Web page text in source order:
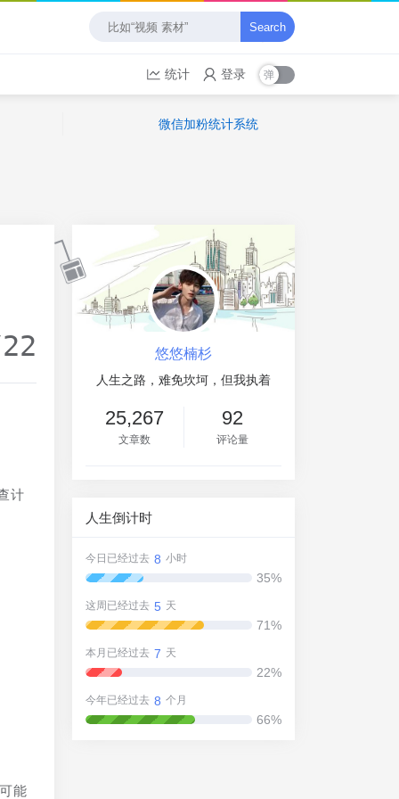
Search
统计 登录
微信加粉统计系统
计
能
悠悠楠杉
人生之路，难免坎坷，但我执着
25,267
文章数
92
评论量
人生倒计时
今日已经过去 8 小时
35%
这周已经过去 5 天
71%
本月已经过去 7 天
22%
今年已经过去 8 个月
66%